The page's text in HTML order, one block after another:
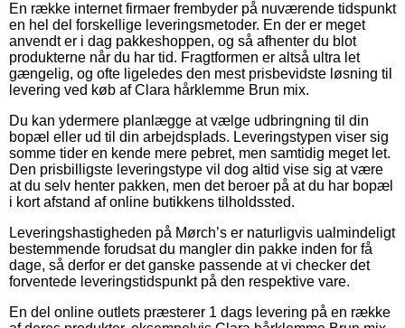
En række internet firmaer frembyder på nuværende tidspunkt
en hel del forskellige leveringsmetoder. En der er meget
anvendt er i dag pakkeshoppen, og så afhenter du blot
produkterne når du har tid. Fragtformen er altså ultra let
gængelig, og ofte ligeledes den mest prisbevidste løsning til
levering ved køb af Clara hårklemme Brun mix.
Du kan ydermere planlægge at vælge udbringning til din
bopæl eller ud til din arbejdsplads. Leveringstypen viser sig
somme tider en kende mere pebret, men samtidig meget let.
Den prisbilligste leveringstype vil dog altid vise sig at være
at du selv henter pakken, men det beroer på at du har bopæl
i kort afstand af online butikkens tilholdssted.
Leveringshastigheden på Mørch’s er naturligvis ualmindeligt
bestemmende forudsat du mangler din pakke inden for få
dage, så derfor er det ganske passende at vi checker det
forventede leveringstidspunkt på den respektive vare.
En del online outlets præsterer 1 dags levering på en række